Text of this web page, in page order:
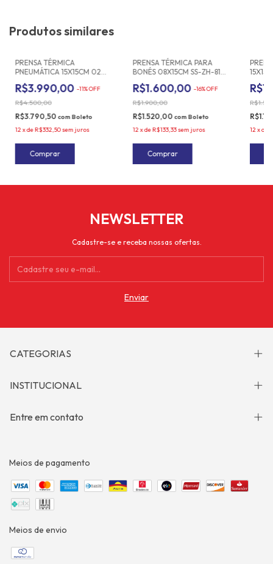
Produtos similares
PRENSA TÉRMICA
PNEUMÁTICA 15X15CM 02
BANDEIJAS SUN SPECIAL
SSK-1515-MD2
R$3.990,00 -11%OFF
R$4.500,00
R$3.790,50 com Boleto
12 xdeR$332,50sem juros
PRENSA TÉRMICA PARA
BONÉS 08X15CM SS-ZH-815B
220V - SUN SPECIAL
R$1.600,00 -16%OFF
R$1.900,00
R$1.520,00 com Boleto
12xdeR$133,33sem juros
SUN
12xde
NEWSLETTER
Cadastre-se e receba nossas ofertas.
CATEGORIAS
INSTITUCIONAL
Entre em contato
Meios de pagamento
Meios de envio